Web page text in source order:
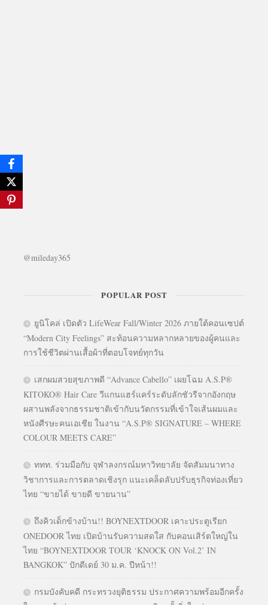
@mileday365
POPULAR POST
ยูนิโคล่ เปิดตัว LifeWear Fall/Winter 2026 ภายใต้คอนเซปต์
“Modern City Feelings” สะท้อนความหลากหลายของผู้คนและ
การใช้ชีวิตผ่านเสื้อผ้าที่ตอบโจทย์ทุกวัน
เสกผมสวยสุขภาพดี “Advance Cabello” เผยโฉม A.S.P®
KITOKO® Hair Care วีแกนแฮร์แคร์ระดับลักชัวรีจากอังกฤษ
ผสานพลังจากธรรมชาติเข้ากับนวัตกรรมที่เข้าใจเส้นผมและ
หนังศีรษะคนเอเชีย ในงาน “A.S.P® SIGNATURE – WHERE
COLOUR MEETS CARE”
ททท. ร่วมมือกับ จุฬาลงกรณ์มหาวิทยาลัย จัดสัมมนาทาง
วิชาการและการตลาดเชิงรุก แนะเคล็ดลับปรับธุรกิจท่องเที่ยว
ไทย “ขายได้ ขายดี ขายนาน”
ถึงคิวเด็กข้างบ้าน!! BOYNEXTDOOR เคาะประตูเรียก
ONEDOOR ไทย เปิดบ้านรับความสดใส กับคอนเสิร์ตใหญ่ใน
ไทย “BOYNEXTDOOR TOUR ‘KNOCK ON Vol.2’ IN
BANGKOK” ปักดีเดย์ 30 ม.ค. ปีหน้า!!
กรมบังคับคดี กระทรวงยุติธรรม ประกาศความพร้อมอีกครั้ง